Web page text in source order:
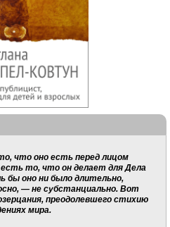
что оно есть перед лицом
то, что он делает для Дела
бы оно ни было длительно,
— не субстанциально. Вот
преодолевшего стихию
мира.